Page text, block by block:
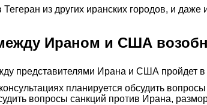
из других иранских городов, и
Ираном и США
представителями Ирана и США пройдет
планируется обсудить
вопросы санкций против Ирана,